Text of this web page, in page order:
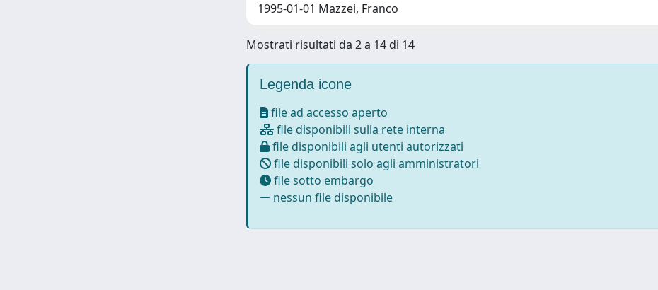
1995-01-01 Mazzei, Franco
Mostrati risultati da 2 a 14 di 14
Legenda icone
file ad accesso aperto
file disponibili sulla rete interna
file disponibili agli utenti autorizzati
file disponibili solo agli amministratori
file sotto embargo
nessun file disponibile